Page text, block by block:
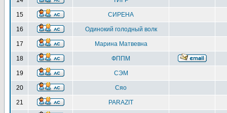
15 СИРЕНА
16 Одинокий голодный волк
17 Марина Матвевна
18 ФППМ
19 СЭМ
20 Сяо
21 PARAZIT